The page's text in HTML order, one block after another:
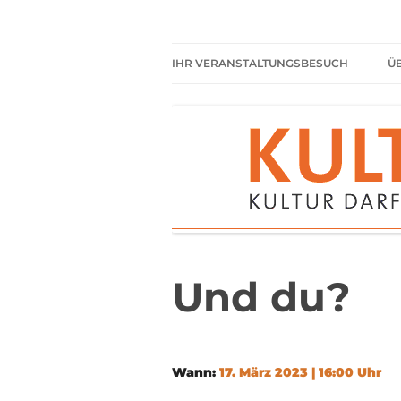
IHR VERANSTALTUNGSBESUCH
HIER HABEN SIE IMMER
FREIEN EINTRITT
SHARED READING
REGELN FÜR KULTURPARKETT
Und du?
Wann: 17. März 2023 | 16:00 Uhr